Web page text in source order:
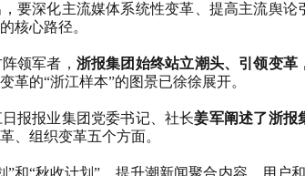
要深化主流媒体系统性变革、提高主流舆
核心路径。
领军者， 浙报集团始终站立潮头、引领变
革的“浙江样本”的图景已徐徐展开。
报报业集团党委书记、社长姜军阐述了浙报
、组织变革五个方面。
”和“秋收计划”，提升潮新闻聚合内容、用户